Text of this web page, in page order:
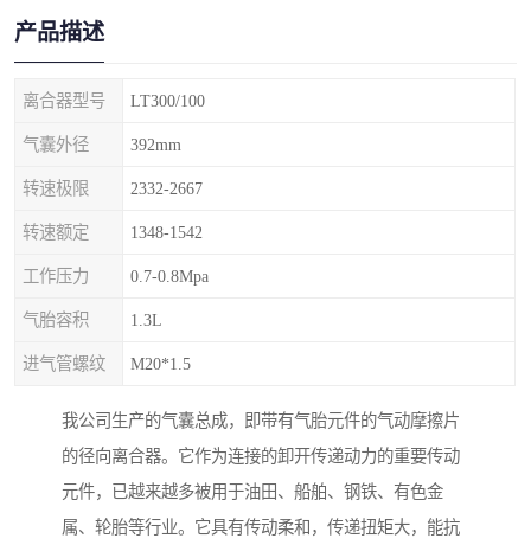
产品描述
离合器型号 LT300/100
气囊外径 392mm
转速极限 2332-2667
转速额定 1348-1542
工作压力 0.7-0.8Mpa
气胎容积 1.3L
进气管螺纹 M20*1.5
我公司生产的气囊总成，即带有气胎元件的气动摩擦片
的径向离合器。它作为连接的卸开传递动力的重要传动
元件，已越来越多被用于油田、船舶、钢铁、有色金
属、轮胎等行业。它具有传动柔和，传递扭矩大，能抗